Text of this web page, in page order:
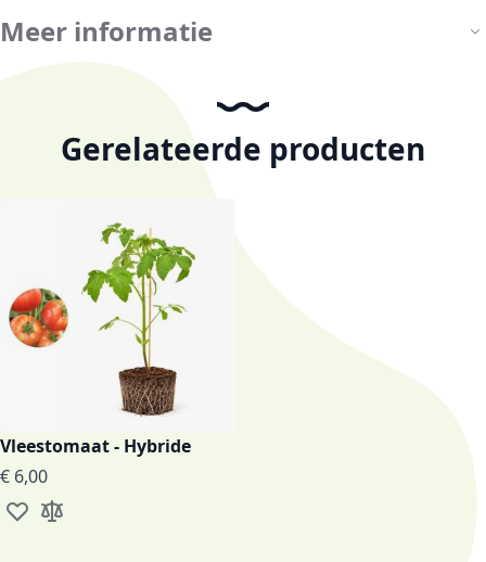
Meer informatie
Gerelateerde producten
Vleestomaat - Hybride
€ 6,00
Voeg toe aan verlanglijst
Toevoegen om te vergelijken